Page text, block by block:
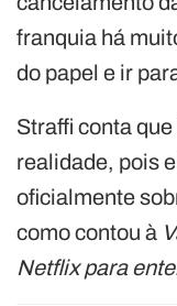
franquia há
do papel e ir
Straffi conta
realidade, pois
oficialmente
como contou à
Netflix para